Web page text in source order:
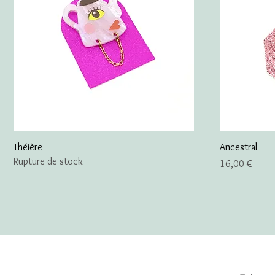
Théière
Rupture de stock
Ancestral
Prix
16,00 €